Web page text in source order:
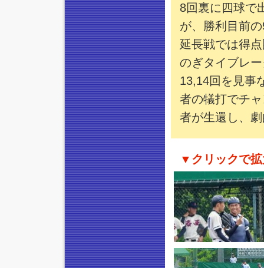
8回裏に四球で
が、勝利目前
延長戦では得
のぎタイブレ
13,14回を見事
者の犠打でチ
者が生還し、
▼クリックで